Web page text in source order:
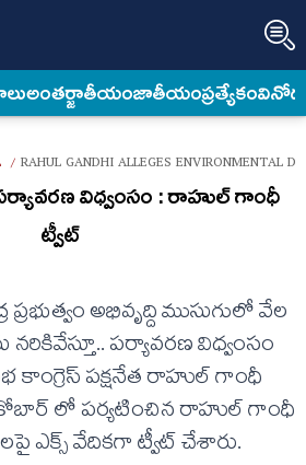
అంత‌ర్జాతీయంజాతీయంప్రత్యేకం
/ RAHUL GANDHI ALLEGES ENVIRONMENTAL
విధ్వంసం : రాహుల్ గాంధీ
ట్వీట్
అభివృద్ది ముసుగులో వేల
నరికివేస్తూ.. పర్యావరణ విధ్వంసం
కాంగ్రెస్ పక్షనేత రాహుల్ గాంధీ
లో పర్యటించిన రాహుల్ గాంధీ
ఎక్స్ వేదికగా ట్వీట్ చేశారు.